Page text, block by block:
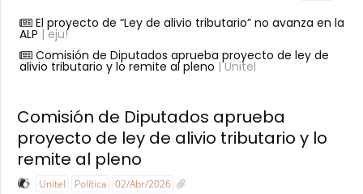
El proyecto de “Ley de alivio tributario” no avanza en la
ALP | eju!
Comisión de Diputados aprueba proyecto de ley de
alivio tributario y lo remite al pleno | Unitel
Comisión de Diputados aprueba
proyecto de ley de alivio tributario y lo
remite al pleno
Unitel Política 02/Abr/2026